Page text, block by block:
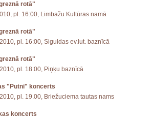
rotā"
pl. 16:00, Limbažu Kultūras namā
rotā"
pl. 16:00, Siguldas ev.lut. baznīcā
rotā"
pl. 18:00, Piņķu baznīcā
"Putni" koncerts
pl. 19.00, Briežuciema tautas nams
koncerts